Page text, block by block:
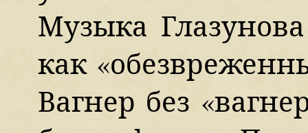
Музыка
как
Вагнер без